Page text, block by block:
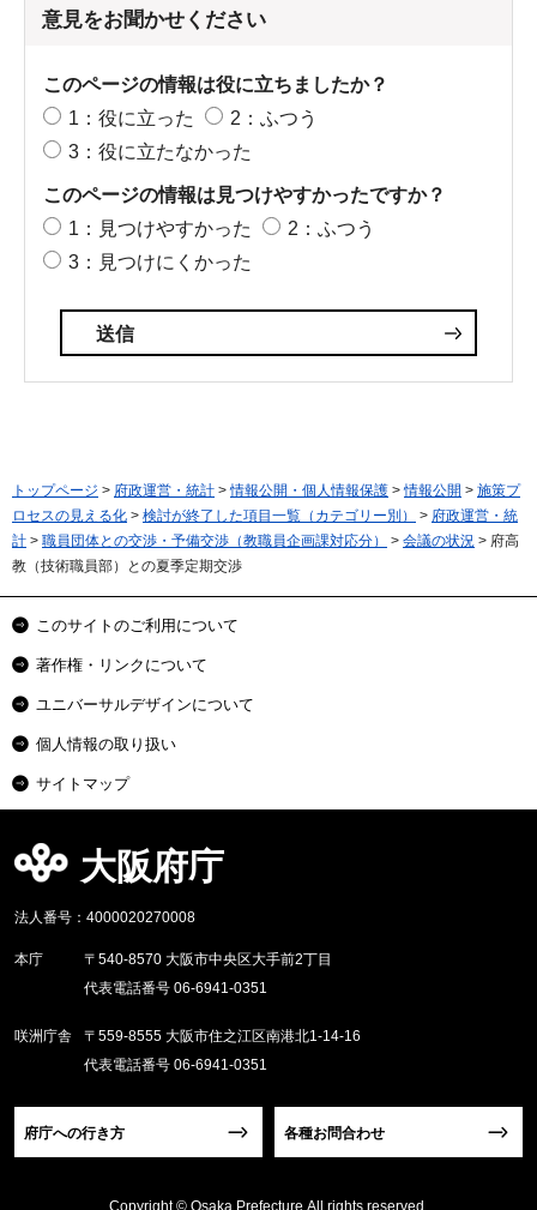
意見をお聞かせください
このページの情報は役に立ちましたか？
1：役に立った
2：ふつう
3：役に立たなかった
このページの情報は見つけやすかったですか？
1：見つけやすかった
2：ふつう
3：見つけにくかった
トップページ > 府政運営・統計 >情報公開・個人情報保護 >情報公開 > 施策プ
ロセスの見える化 > 検討が終了した項目一覧（カテゴリー別） > 府政運営・統
計 > 職員団体との交渉・予備交渉（教職員企画課対応分） > 会議の状況 > 府高
教（技術職員部）との夏季定期交渉
このサイトのご利用について
著作権・リンクについて
ユニバーサルデザインについて
個人情報の取り扱い
サイトマップ
大阪府庁
法人番号：4000020270008
本庁
〒540-8570 大阪市中央区大手前2丁目
代表電話番号 06-6941-0351
咲洲庁舎
〒559-8555 大阪市住之江区南港北1-14-16
代表電話番号 06-6941-0351
府庁への行き方 各種お問合わせ
Copyright © Osaka Prefecture,All rights reserved.